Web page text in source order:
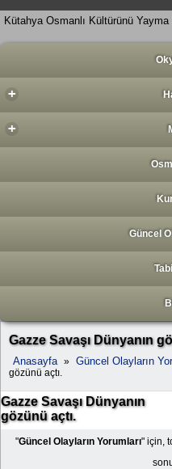
Kütahya Osmanlı Kültürünü
+
+
Güncel
Gazze Savaşı Dünyanın
Anasayfa » Güncel Olayların
gözünü açtı.
Gazze Savaşı Dünyanın
gözünü açtı.
"Güncel Olayların Yorumları" için,